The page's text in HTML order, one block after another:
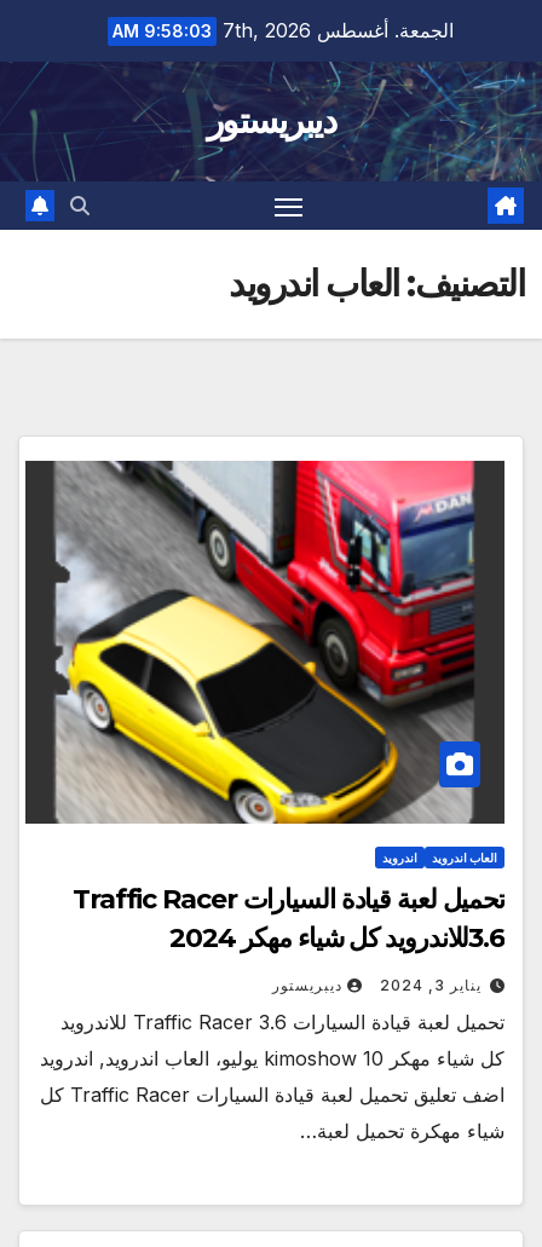
content
الجمعة. أغسطس 7th, 2026 9:58:04 AM
ديبريستور
التصنيف: العاب اندرويد
العاب اندرويد اندرويد
تحميل لعبة قيادة السيارات Traffic Racer
3.6للاندرويد كل شياء مهكر 2024
يناير 3, 2024 ديبريستور
تحميل لعبة قيادة السيارات Traffic Racer 3.6 للاندرويد
كل شياء مهكر kimoshow 10 يوليو، العاب اندرويد, اندرويد
اضف تعليق تحميل لعبة قيادة السيارات Traffic Racer كل
شياء مهكرة تحميل لعبة…